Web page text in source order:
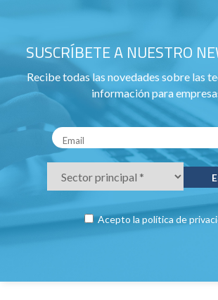
SUSCRÍBETE A NUESTRO
Recibe todas las novedades sobre las
información para
Acepto lapolítica de